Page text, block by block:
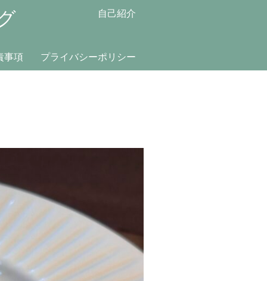
自己紹介
事項 プライバシーポリシー